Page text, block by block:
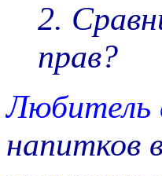
2.
прав?
Любитель
напитков